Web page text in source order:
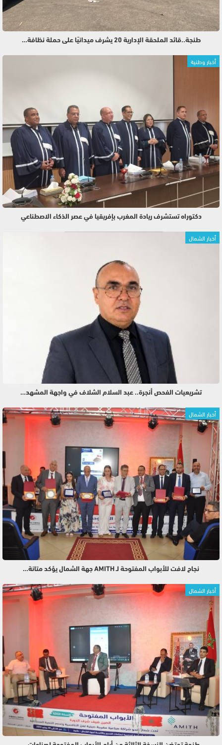
طنجة..قائد الملحقة الإدارية 20 يشرف ميدانيًا على حملة نظافة…
أخبار وطنية
دكتوراه تستشرف ريادة المغرب بإفريقيا في عصر الذكاء الاصطناعي
أخبار الشمال
تشريعيات الفحص أنجرة.. عبد السلام الشلاف في واجهة المشهد…
أخبار الشمال
نجاح لافت للأبواب المفتوحة لـ AMITH جهة الشمال يؤكد متانة…
أخبار الشمال